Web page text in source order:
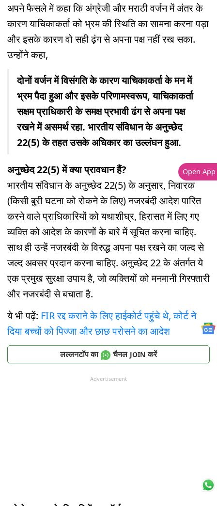
अपने फैसले में कहा कि अंग्रेजी और मराठी वर्जन में अंतर के
कारण याचिकाकर्ता को भ्रम की स्थिति का सामना करना पड़ा
और इसके कारण वो सही ढ़ंग से अपना पक्ष नहीं रख सका.
उन्होंने कहा,
दोनों वर्जन में विसंगति के कारण याचिकाकर्ता के मन में
भ्रम पैदा हुआ और इसके परिणामस्वरूप, याचिकाकर्ता
सक्षम प्राधिकारी के समक्ष प्रभावी ढंग से अपना पक्ष
रखने में असमर्थ रहा. भारतीय संविधान के अनुच्छेद
22(5) के तहत उसके अधिकार का उल्लंघन हुआ.
अनुच्छेद 22(5) में क्या प्रावधान हैं?
भारतीय संविधान के अनुच्छेद 22(5) के अनुसार, निवारक
(किसी बुरी घटना को रोकने के लिए) नजरबंदी आदेश पारित
करने वाले प्राधिकारियों को यथाशीघ्र, हिरासत में लिए गए
व्यक्ति को आदेश के कारणों के बारे में सूचित करना चाहिए.
साथ ही उन्हें नजरबंदी के विरुद्ध अपना पक्ष रखने का जल्द से
जल्द अवसर प्रदान करना चाहिए. अनुच्छेद 22 के अंतर्गत ये
एक प्रमुख सुरक्षा उपाय है, जो व्यक्तियों को मनमानी गिरफ्तारी
और नजरबंदी से बचाता है.
ये भी पढ़ें: FIR रद्द कराने के लिए हाईकोर्ट पहुंचे थे, कोर्ट ने
दिया बच्चों को पिज्जा और छाछ परोसने का आदेश
लल्लनटॉप का चैनल JOIN करें
Advertisement
Open App